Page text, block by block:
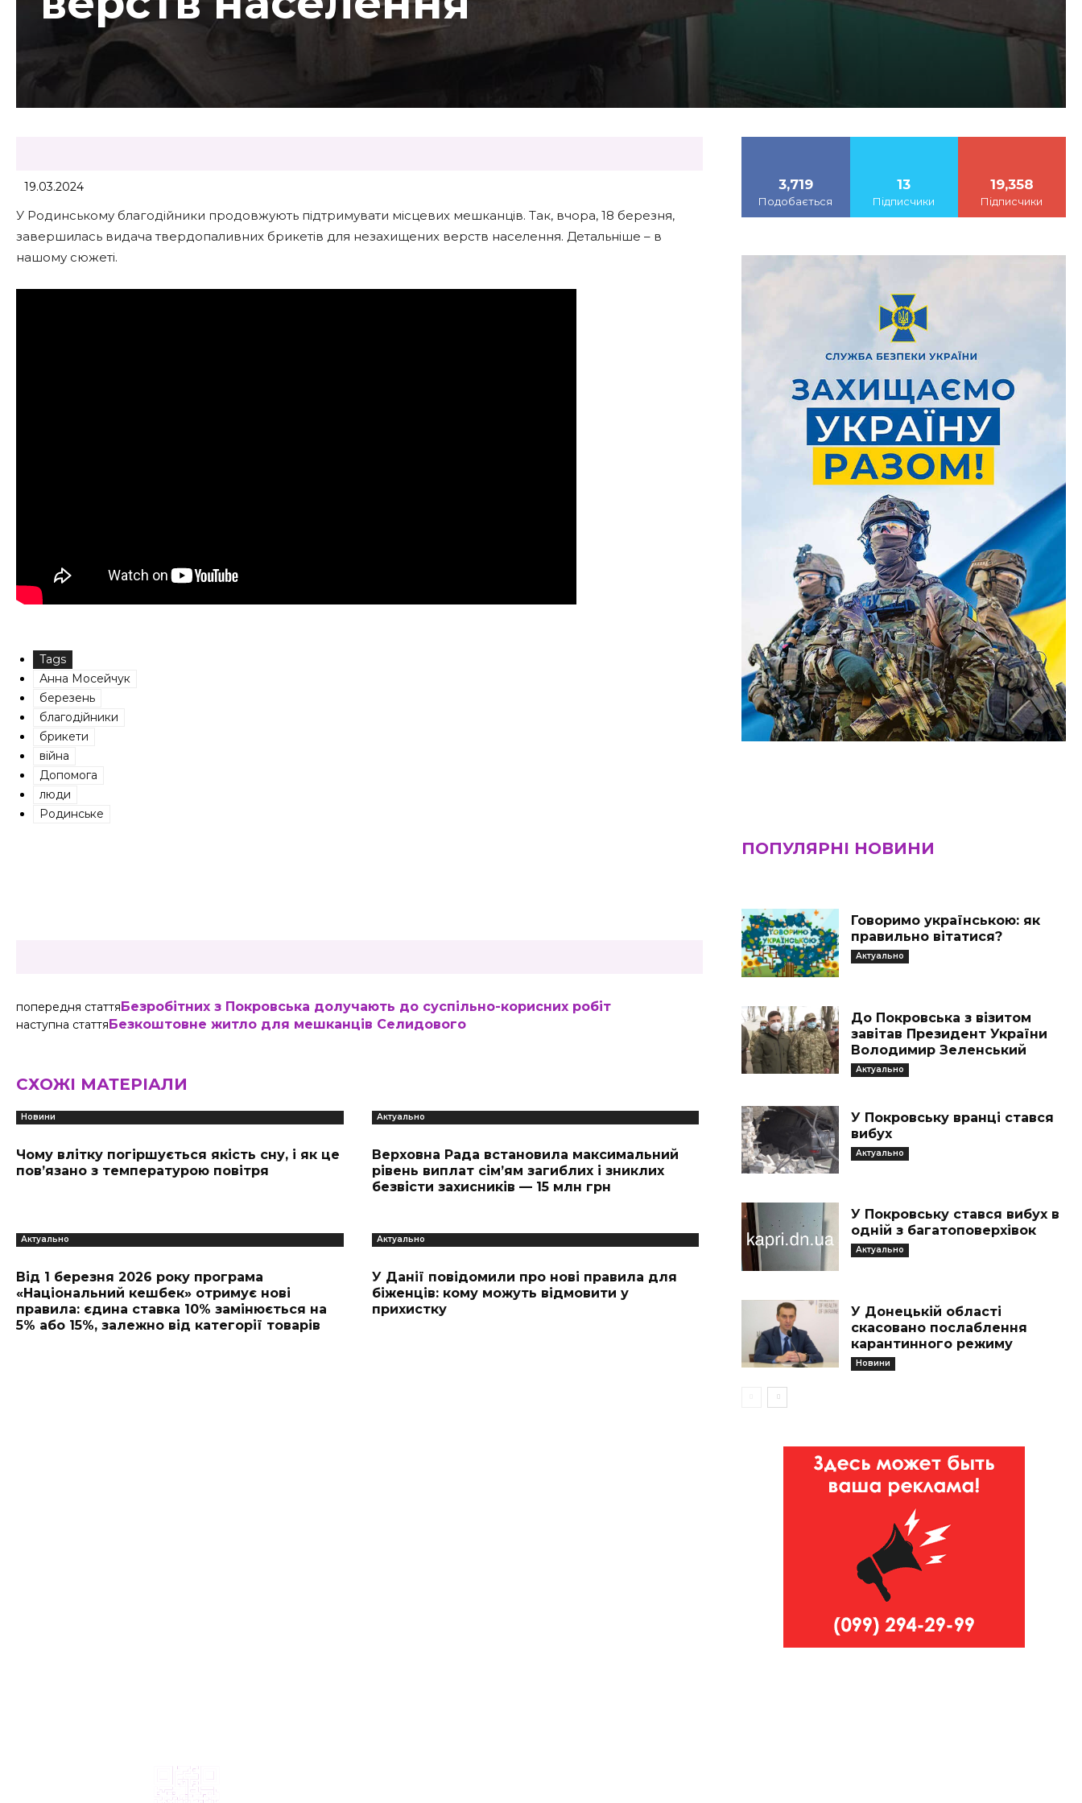
19.03.2024
У Родинському благодійники продовжують підтримувати місцевих мешканців. Так, вчора, 18 березня,
завершилась видача твердопаливних брикетів для незахищених верств населення. Детальніше – в
нашому сюжеті.
Tags
Анна Мосейчук
березень
благодійники
брикети
війна
Допомога
люди
Родинське
попередня статтяБезробітних з Покровська долучають до суспільно-корисних робіт
наступна статтяБезкоштовне житло для мешканців Селидового
СХОЖІ МАТЕРІАЛИ
Новини
Чому влітку погіршується якість сну, і як це
пов’язано з температурою повітря
Актуально
Верховна Рада встановила максимальний
рівень виплат сім’ям загиблих і зниклих
безвісти захисників — 15 млн грн
Актуально
Від 1 березня 2026 року програма
«Національний кешбек» отримує нові
правила: єдина ставка 10% замінюється на
5% або 15%, залежно від категорії товарів
Актуально
У Данії повідомили про нові правила для
біженців: кому можуть відмовити у
прихистку
3,719
Подобається
13
Підписчики
19,358
Підписчики
ПОПУЛЯРНІ НОВИНИ
Говоримо українською: як
правильно вітатися?
Актуально
До Покровська з візитом
завітав Президент України
Володимир Зеленський
Актуально
У Покровську вранці стався
вибух
Актуально
У Покровську стався вибух в
одній з багатоповерхівок
Актуально
У Донецькій області
скасовано послаблення
карантинного режиму
Новини